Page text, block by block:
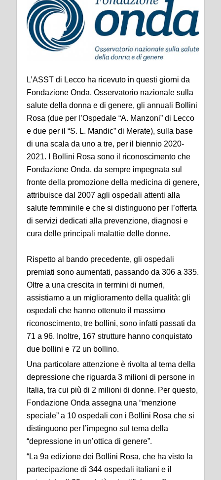
L’ASST di Lecco ha ricevuto in questi giorni da
Fondazione Onda, Osservatorio nazionale sulla
salute della donna e di genere, gli annuali Bollini
Rosa (due per l’Ospedale “A. Manzoni” di Lecco
e due per il “S. L. Mandic” di Merate), sulla base
di una scala da uno a tre, per il biennio 2020-
2021. I Bollini Rosa sono il riconoscimento che
Fondazione Onda, da sempre impegnata sul
fronte della promozione della medicina di genere,
attribuisce dal 2007 agli ospedali attenti alla
salute femminile e che si distinguono per l’offerta
di servizi dedicati alla prevenzione, diagnosi e
cura delle principali malattie delle donne.
Rispetto al bando precedente, gli ospedali
premiati sono aumentati, passando da 306 a 335.
Oltre a una crescita in termini di numeri,
assistiamo a un miglioramento della qualità: gli
ospedali che hanno ottenuto il massimo
riconoscimento, tre bollini, sono infatti passati da
71 a 96. Inoltre, 167 strutture hanno conquistato
due bollini e 72 un bollino.
Una particolare attenzione è rivolta al tema della
depressione che riguarda 3 milioni di persone in
Italia, tra cui più di 2 milioni di donne. Per questo,
Fondazione Onda assegna una “menzione
speciale” a 10 ospedali con i Bollini Rosa che si
distinguono per l’impegno sul tema della
“depressione in un’ottica di genere”.
“La 9a edizione dei Bollini Rosa, che ha visto la
partecipazione di 344 ospedali italiani e il